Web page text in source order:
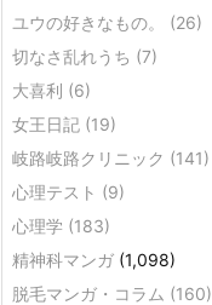
ユウの好きなもの。 (26)
切なさ乱れうち (7)
大喜利 (6)
女王日記 (19)
岐路岐路クリニック (141)
心理テスト (9)
心理学 (183)
精神科マンガ (1,098)
脱毛マンガ・コラム (160)